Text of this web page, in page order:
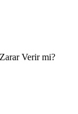
Verir mi?